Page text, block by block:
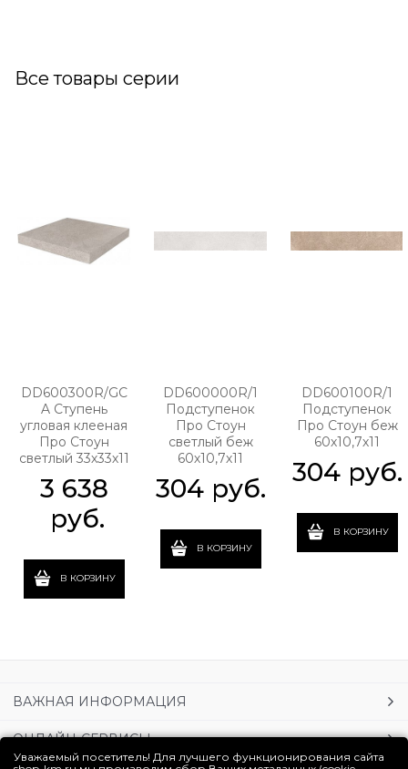
Все товары серии
DD600300R/GC
A Ступень
угловая клееная
Про Стоун
светлый 33х33х11
3 638
руб.
В КОРЗИНУ
DD600000R/1
Подступенок
Про Стоун
светлый беж
60х10,7х11
304 руб.
В КОРЗИНУ
DD600100R/1
Подступенок
Про Стоун беж
60х10,7х11
304 руб.
В КОРЗИНУ
ВАЖНАЯ ИНФОРМАЦИЯ
ОНЛАЙН-СЕРВИСЫ
Уважаемый посетитель! Для лучшего функционирования сайта